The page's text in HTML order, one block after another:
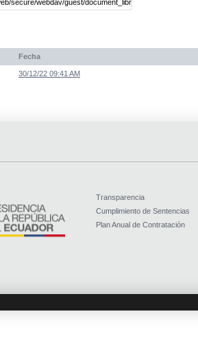
Fecha
30/12/22 09:41 AM
Transparencia
Cumplimiento de Sentencias
Plan Anual de Contratación